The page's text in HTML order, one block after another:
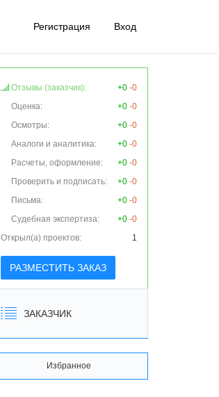
Регистрация Вход
Отзывы (заказчик): +0 -0
Оценка:
+0 -0
Осмотры:
+0 -0
Аналоги и аналитика:
+0 -0
Расчеты, оформление:
+0 -0
Проверить и подписать:
+0 -0
Письма:
+0 -0
Судебная экспертиза:
+0 -0
Открыл(а) проектов:
1
РАЗМЕСТИТЬ ЗАКАЗ
ЗАКАЗЧИК
Избранное